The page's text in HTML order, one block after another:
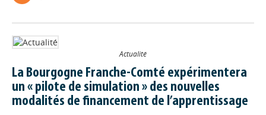
Actualité
La Bourgogne Franche-Comté expérimentera
un « pilote de simulation » des nouvelles
modalités de financement de l’apprentissage